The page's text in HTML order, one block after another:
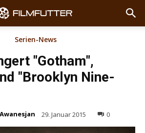
Serien-News
"Gotham",
"Brooklyn Nine-
29. Januar 2015 0